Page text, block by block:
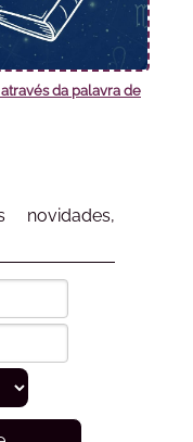
da palavra de